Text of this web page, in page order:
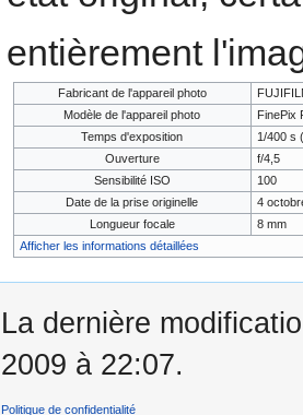
entièrement
Fabricant de l'appareil photo
Modèle de l'appareil photo
FinePix
Temps d'exposition
1/400 s
Ouverture
f/4,5
Sensibilité ISO
100
Date de la prise originelle
4
Longueur focale
8 mm
Afficher les informations détaillées
La dernière
2009 à 22:07.
Politique de confidentialité